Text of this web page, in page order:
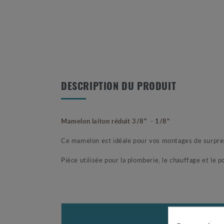
DESCRIPTION DU PRODUIT
Mamelon laiton réduit 3/8" - 1/8"
Ce mamelon est idéale pour vos montages de
Pièce utilisée pour la plomberie, le chauffage et le